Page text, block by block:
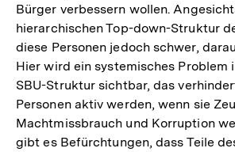
Bürger verbessern wollen.
hierarchischen Top-down-Struktur
diese Personen jedoch schwer,
Hier wird ein systemisches Problem
SBU-Struktur sichtbar, das
Personen aktiv werden, wenn sie
Machtmissbrauch und Korruption
gibt es Befürchtungen, dass Teile